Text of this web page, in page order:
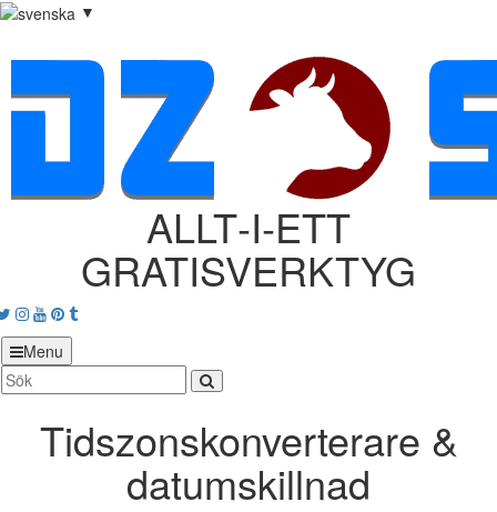
▼
ALLT‑I‑ETT
GRATISVERKTYG
Twitter
Instagram
Youtube
Pinterest
tumblr
Menu
Tidszonskonverterare &
datumskillnad